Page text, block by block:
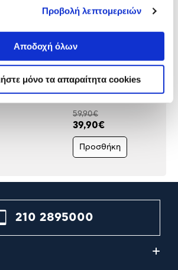
Προβολή λεπτομερειών
Αποδοχή όλων
μόνο τα απαραίτητα cookies
μαλλιών
Bellissima Ισιωτική
B26 100
59,90€
39,90€
Προσθήκη
210 2895000